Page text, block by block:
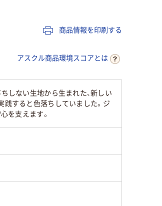
95％
制電糸
高機能ポプリン(ポリ
商品情報を印刷する
アスクル商品環境スコアとは
しない生地から生まれた、新しい
践すると色落ちしていました。ジ
を支えます。